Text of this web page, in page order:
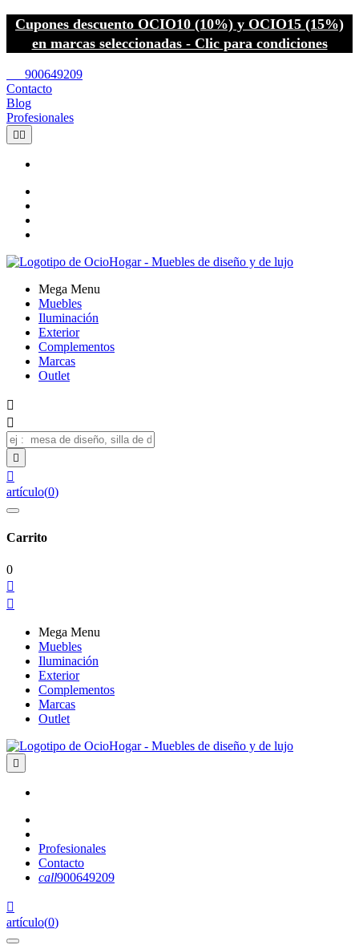
Cupones descuento OCIO10 (10%) y OCIO15 (15%)
en marcas seleccionadas - Clic para condiciones
900649209
Contacto
Blog
Profesionales
 
Mega Menu
Muebles
Iluminación
Exterior
Complementos
Marcas
Outlet




artículo(0)
Carrito
0


Mega Menu
Muebles
Iluminación
Exterior
Complementos
Marcas
Outlet

Profesionales
Contacto
call900649209

artículo(0)